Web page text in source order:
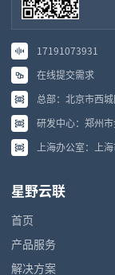
17191073931
在线提交需求
总部：北京市西
研发中心：郑州
上海办公室：上
星野云联
首页
产品服务
解决方案